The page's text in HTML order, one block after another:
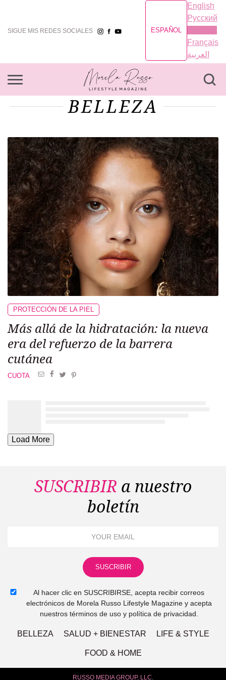
SIGUE MIS REDES SOCIALES ESPAÑOL
English
Русский
Français
العربية
BELLEZA
PROTECCIÓN DE LA PIEL
Más allá de la hidratación: la nueva
era del refuerzo de la barrera
cutánea
CUOTA
Load More
SUSCRIBIR a nuestro
boletín
Al hacer clic en SUSCRIBIRSE, acepta recibir correos
electrónicos de Morela Russo Lifestyle Magazine y acepta
nuestros términos de uso y política de privacidad.
BELLEZA SALUD + BIENESTAR LIFE & STYLE
FOOD & HOME
RUSSO MEDIA GROUP, LLC.